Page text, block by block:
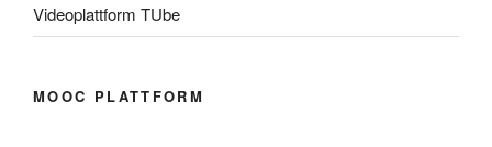
Videoplattform TUbe
MOOC PLATTFORM